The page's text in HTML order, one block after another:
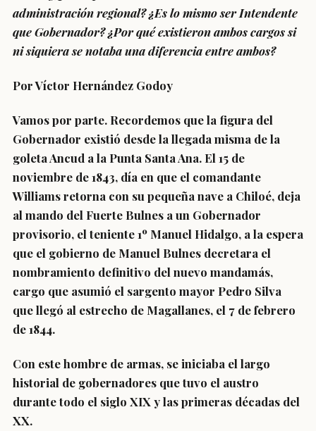
administración regional? ¿Es lo mismo ser Intendente
que Gobernador? ¿Por qué existieron ambos cargos si
ni siquiera se notaba una diferencia entre ambos?
Por Víctor Hernández Godoy
Vamos por parte. Recordemos que la figura del
Gobernador existió desde la llegada misma de la
goleta Ancud a la Punta Santa Ana. El 15 de
noviembre de 1843, día en que el comandante
Williams retorna con su pequeña nave a Chiloé, deja
al mando del Fuerte Bulnes a un Gobernador
provisorio, el teniente 1º Manuel Hidalgo, a la espera
que el gobierno de Manuel Bulnes decretara el
nombramiento definitivo del nuevo mandamás,
cargo que asumió el sargento mayor Pedro Silva
que llegó al estrecho de Magallanes, el 7 de febrero
de 1844.
Con este hombre de armas, se iniciaba el largo
historial de gobernadores que tuvo el austro
durante todo el siglo XIX y las primeras décadas del
XX.